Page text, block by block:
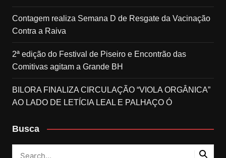
Contagem realiza Semana D de Resgate da Vacinação
Contra a Raiva
2ª edição do Festival de Piseiro e Encontrão das
Comitivas agitam a Grande BH
BILORA FINALIZA CIRCULAÇÃO “VIOLA ORGÂNICA”
AO LADO DE LETÍCIA LEAL E PALHAÇO Ó
Busca